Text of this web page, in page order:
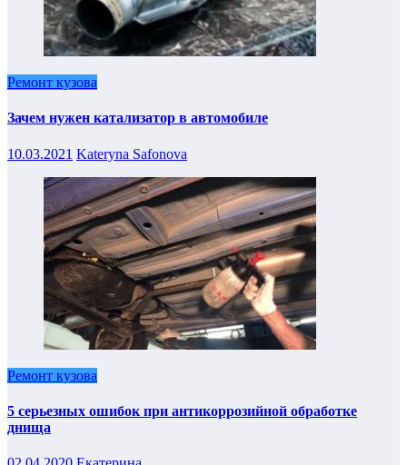
Ремонт кузова
Зачем нужен катализатор в автомобиле
10.03.2021 Kateryna Safonova
Ремонт кузова
5 серьезных ошибок при антикоррозийной обработке
днища